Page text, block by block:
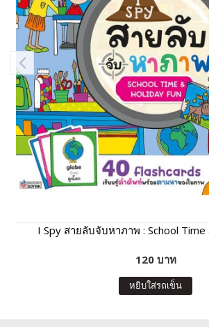
I Spy สายลับจับหาภาพ : School Time
120 บาท
หยิบใส่รถเข็น